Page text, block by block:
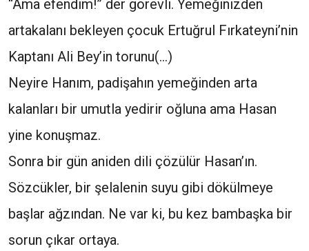
“Ama efendim!” der görevli. Yemeğinizden
artakalanı bekleyen çocuk Ertuğrul Fırkateyni’nin
Kaptanı Ali Bey’in torunu(...)
Neyire Hanım, padişahın yemeğinden arta
kalanları bir umutla yedirir oğluna ama Hasan
yine konuşmaz.
Sonra bir gün aniden dili çözülür Hasan’ın.
Sözcükler, bir şelalenin suyu gibi dökülmeye
başlar ağzından. Ne var ki, bu kez bambaşka bir
sorun çıkar ortaya.